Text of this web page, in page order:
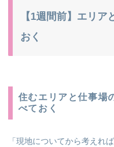
【1週間前】エリ
おく
住むエリアと仕事場
べておく
「現地についてから考えれ